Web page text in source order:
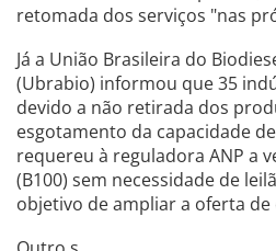
retomada dos serviços "nas
Já a União Brasileira do
(Ubrabio) informou que 35
devido a não retirada dos
esgotamento da capacidade
requereu à reguladora ANP a
(B100) sem necessidade de
objetivo de ampliar a oferta de